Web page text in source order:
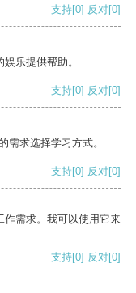
支持[0] 反对[0]
乐提供帮助。
支持[0] 反对[0]
需求选择学习方式。
支持[0] 反对[0]
作需求。我可以使用它来
支持[0] 反对[0]